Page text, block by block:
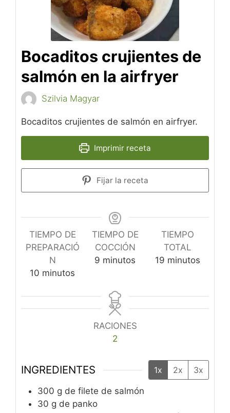
Bocaditos crujientes de
salmón en la airfryer
Szilvia Magyar
Bocaditos crujientes de salmón en airfryer.
Imprimir receta
Fijar la receta
TIEMPO DE
PREPARACIÓ
N
10 minutos
minutos
TIEMPO DE
COCCIÓN
9 minutos
minutos
TIEMPO
TOTAL
19 minutos
minutos
RACIONES
2
INGREDIENTES 1x 2x 3x
300 g de filete de salmón
30 g de panko